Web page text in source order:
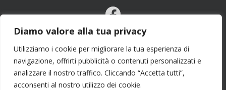
Diamo valore alla tua privacy
Utilizziamo i cookie per migliorare la tua esperienza di
navigazione, offrirti pubblicità o contenuti personalizzati e
analizzare il nostro traffico. Cliccando “Accetta tutti”,
acconsenti al nostro utilizzo dei cookie.
Facebook
Email
X